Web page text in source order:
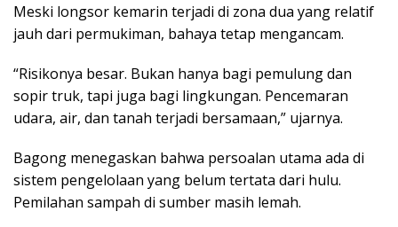
Meski longsor kemarin terjadi di zona dua yang relatif
jauh dari permukiman, bahaya tetap mengancam.
“Risikonya besar. Bukan hanya bagi pemulung dan
sopir truk, tapi juga bagi lingkungan. Pencemaran
udara, air, dan tanah terjadi bersamaan,” ujarnya.
Bagong menegaskan bahwa persoalan utama ada di
sistem pengelolaan yang belum tertata dari hulu.
Pemilahan sampah di sumber masih lemah.